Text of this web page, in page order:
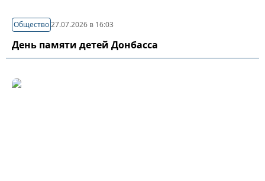
Общество27.07.2026 в 16:03
День памяти детей Донбасса